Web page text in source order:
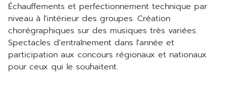
échauffements et perfectionnement technique par
niveau à l'intérieur des groupes. Création
chorégraphiques sur des musiques très variées.
Spectacles d'entraînement dans l'année et
participation aux concours régionaux et nationaux
pour ceux qui le souhaitent.